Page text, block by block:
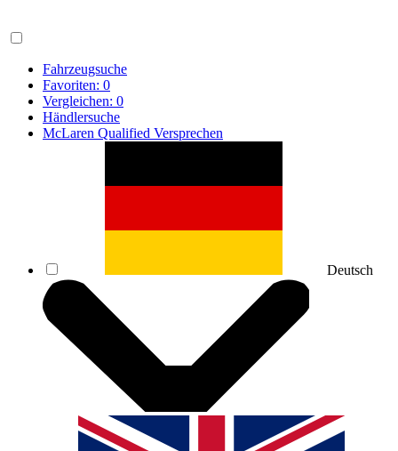
Fahrzeugsuche
Favoriten: 0
Vergleichen: 0
Händlersuche
McLaren Qualified Versprechen
Deutsch